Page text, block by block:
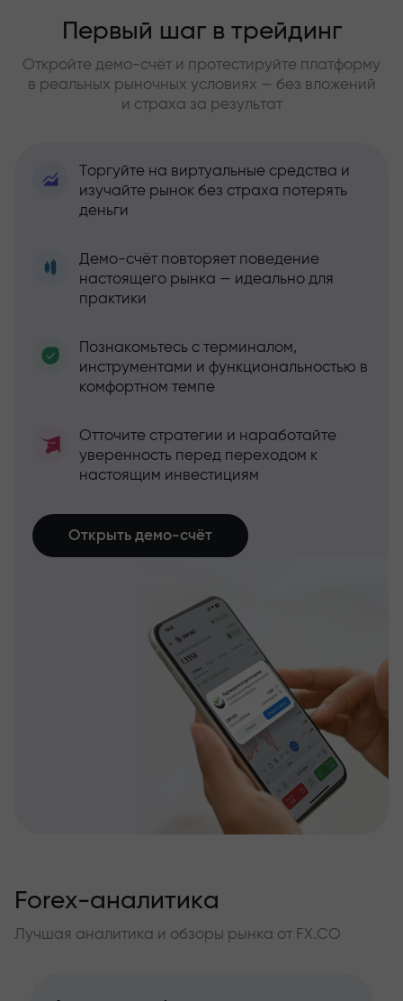
Первый шаг в трейдинг
Откройте демо-счёт и протестируйте платформу
в реальных рыночных условиях — без вложений
и страха за результат
Торгуйте на виртуальные средства и
изучайте рынок без страха потерять
деньги
Демо-счёт повторяет поведение
настоящего рынка — идеально для
практики
Познакомьтесь с терминалом,
инструментами и функциональностью в
комфортном темпе
Отточите стратегии и наработайте
уверенность перед переходом к
настоящим инвестициям
Открыть демо-счёт
Forex-аналитика
Лучшая аналитика и обзоры рынка от FX.CO